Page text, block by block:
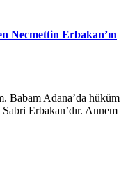
Necmettin Erbakan’ın
Babam Adana’da hüküm
Erbakan’dır. Annem